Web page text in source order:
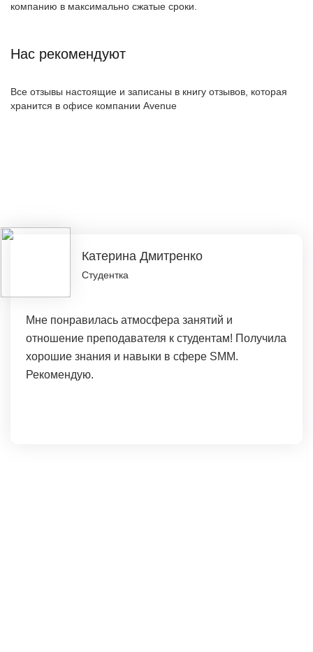
компанию в максимально сжатые сроки.
Нас рекомендуют
Все отзывы настоящие и записаны в книгу отзывов, которая
хранится в офисе компании Avenue
Катерина Дмитренко
Студентка
Мне понравилась атмосфера занятий и
отношение преподавателя к студентам! Получила
хорошие знания и навыки в сфере SMM.
Рекомендую.